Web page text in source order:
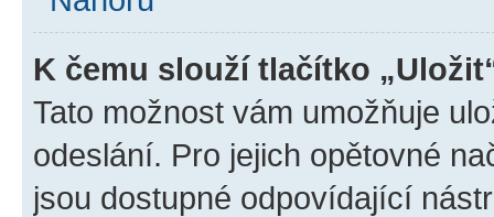
K čemu slouží tlačítko
Tato možnost vám umožňuje
odeslání. Pro jejich opětovné
jsou dostupné odpovídající